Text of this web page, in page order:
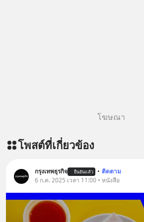
โฆษณา
โพสต์ที่เกี่ยวข้อง
กรุงเทพธุรกิจ ยืนยันแล้ว • ติดตาม
6 ก.ค. 2025 เวลา 11:00 • หนังสือ